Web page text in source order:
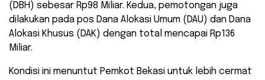
(DBH) sebesar Rp98 Miliar. Kedua, pemotongan juga
dilakukan pada pos Dana Alokasi Umum (DAU) dan Dana
Alokasi Khusus (DAK) dengan total mencapai Rp136
Miliar.
Kondisi ini menuntut Pemkot Bekasi untuk lebih cermat